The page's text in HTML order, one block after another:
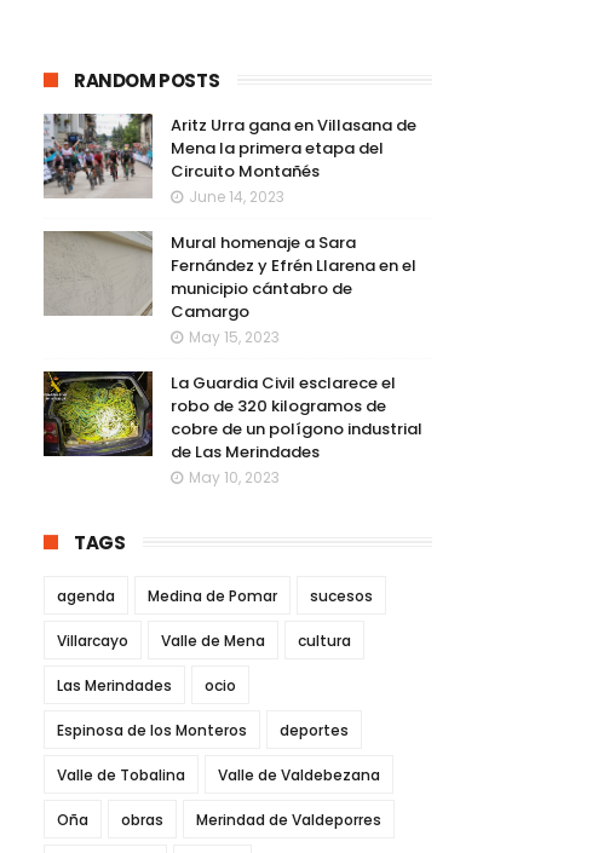
RANDOM POSTS
Aritz Urra gana en Villasana de
Mena la primera etapa del
Circuito Montañés
June 14, 2023
Mural homenaje a Sara
Fernández y Efrén Llarena en el
municipio cántabro de
Camargo
May 15, 2023
La Guardia Civil esclarece el
robo de 320 kilogramos de
cobre de un polígono industrial
de Las Merindades
May 10, 2023
TAGS
agenda Medina de Pomar sucesos
Villarcayo Valle de Mena cultura
Las Merindades ocio
Espinosa de los Monteros deportes
Valle de Tobalina Valle de Valdebezana
Oña obras Merindad de Valdeporres